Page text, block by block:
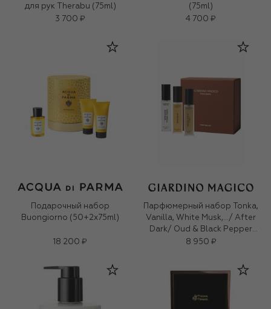
для рук Therabu (75ml)
3 700 ₽
(75ml)
4 700 ₽
Подарочный набор
Buongiorno (50+2x75ml)
18 200 ₽
Парфюмерный набор Tonka,
Vanilla, White Musk,…/ After
Dark/ Oud & Black Pepper
(3x15ml)
8 950 ₽